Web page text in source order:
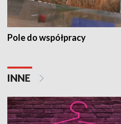
Pole do współpracy
INNE